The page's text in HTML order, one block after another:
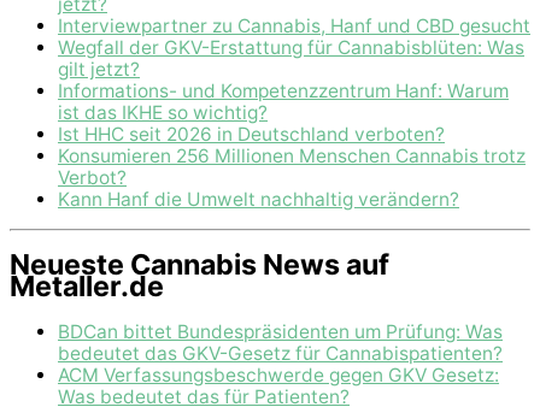
Interviewpartner zu Cannabis, Hanf und CBD gesucht
Wegfall der GKV-Erstattung für Cannabisblüten: Was
gilt jetzt?
Informations- und Kompetenzzentrum Hanf: Warum
ist das IKHE so wichtig?
Ist HHC seit 2026 in Deutschland verboten?
Konsumieren 256 Millionen Menschen Cannabis trotz
Verbot?
Kann Hanf die Umwelt nachhaltig verändern?
Neueste Cannabis News auf
Metaller.de
BDCan bittet Bundespräsidenten um Prüfung: Was
bedeutet das GKV-Gesetz für Cannabispatienten?
ACM Verfassungsbeschwerde gegen GKV Gesetz:
Was bedeutet das für Patienten?